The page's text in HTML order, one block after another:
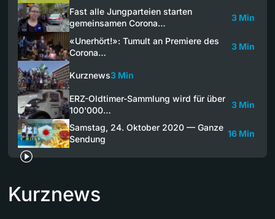
Fast alle Jungparteien starten
gemeinsamen Corona…
3 Min
«Unerhört!»: Tumult an Premiere des
Corona…
3 Min
Kurznews3 Min
ERZ-Oldtimer-Sammlung wird für über
100'000…
3 Min
Samstag, 24. Oktober 2020 — Ganze
Sendung
16 Min
Kurznews